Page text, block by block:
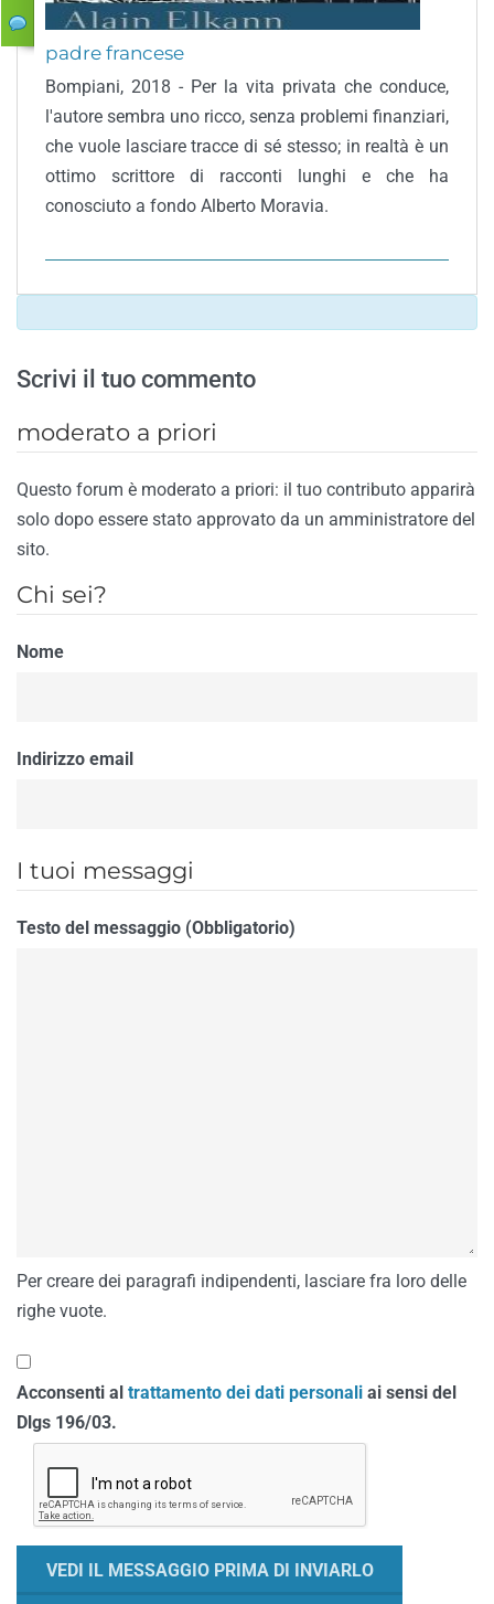
padre francese
Bompiani, 2018 - Per la vita privata che conduce,
l'autore sembra uno ricco, senza problemi finanziari,
che vuole lasciare tracce di sé stesso; in realtà è un
ottimo scrittore di racconti lunghi e che ha
conosciuto a fondo Alberto Moravia.
Scrivi il tuo commento
moderato a priori
Questo forum è moderato a priori: il tuo contributo apparirà
solo dopo essere stato approvato da un amministratore del
sito.
Chi sei?
Nome
Indirizzo email
I tuoi messaggi
Testo del messaggio (Obbligatorio)
Per creare dei paragrafi indipendenti, lasciare fra loro delle
righe vuote.
Acconsenti al trattamento dei dati personali ai sensi del
Dlgs 196/03.